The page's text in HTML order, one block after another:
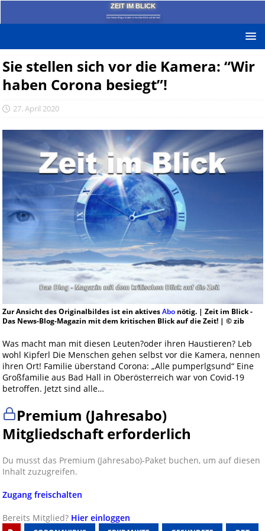
ZEIT IM BLICK
Das News-Blog mit dem kritischen Blick auf die Zeit!
Sie stellen sich vor die Kamera: “Wir
haben Corona besiegt”!
27. April 2020
Zur Ansicht des Originalbildes ist ein aktivesAbonötig. | Zeit im Blick -
Das News-Blog-Magazin mit dem kritischen Blick auf die Zeit! | © zib
Was macht man mit diesen Leuten?oder ihren Haustieren? Leb
wohl Kipferl Die Menschen gehen selbst vor die Kamera, nennen
ihren Ort! Familie überstand Corona: „Alle pumperlgsund“ Eine
Großfamilie aus Bad Hall in Oberösterreich war von Covid-19
betroffen. Jetzt sind alle…
Premium (Jahresabo)
Mitgliedschaft erforderlich
Du musst das Premium (Jahresabo)-Paket buchen, um auf diesen
Inhalt zuzugreifen.
Zugang freischalten
Bereits Mitglied? Hier einloggen